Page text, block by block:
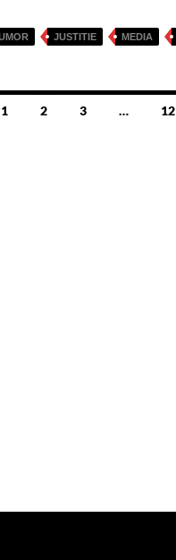
JUSTITIE MEDIA
1 2 3 … 12